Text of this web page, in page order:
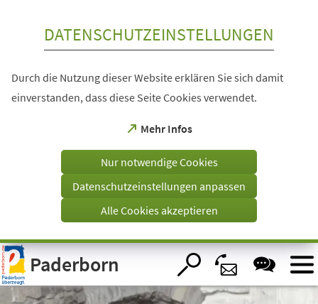
Visuelle
Assistenzsoftware
öffnen.
DATENSCHUTZEINSTELLUNGEN
Durch die Nutzung dieser Website erklären Sie sich damit
einverstanden, dass diese Seite Cookies verwendet.
Mehr Infos
(Öffnet
einem
Tab)
Nur notwendige Cookies
Datenschutzeinstellungen anpassen
Alle Cookies akzeptieren
Paderborn